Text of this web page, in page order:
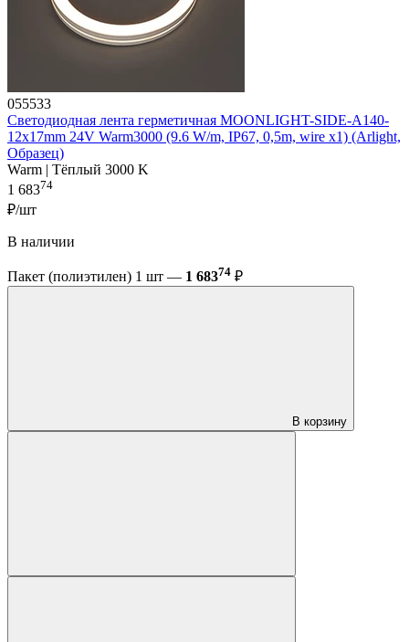
055533
Светодиодная лента герметичная MOONLIGHT-SIDE-A140-
12x17mm 24V Warm3000 (9.6 W/m, IP67, 0,5m, wire x1) (Arlight,
Образец)
Warm | Тёплый 3000 K
1 68374
₽/шт
В наличии
Пакет (полиэтилен) 1 шт — 1 68374 ₽
В корзину